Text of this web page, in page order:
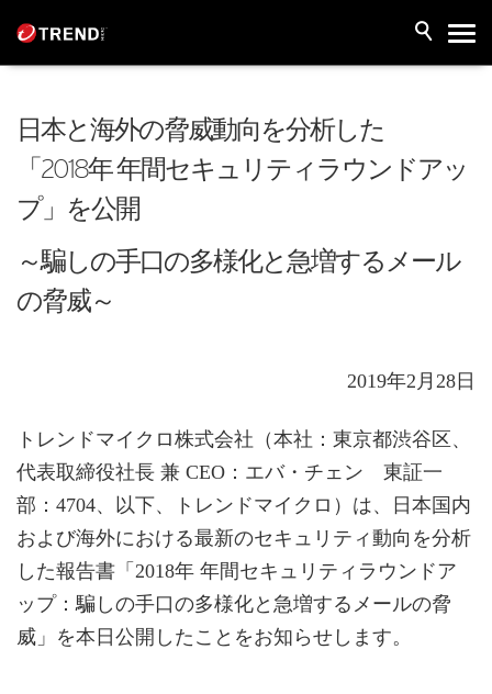
日本と海外の脅威動向を分析した
「2018年 年間セキュリティラウンドアッ
プ」を公開
～騙しの手口の多様化と急増するメール
の脅威～
2019年2月28日
トレンドマイクロ株式会社（本社：東京都渋谷区、
代表取締役社長 兼 CEO：エバ・チェン 東証一
部：4704、以下、トレンドマイクロ）は、日本国内
および海外における最新のセキュリティ動向を分析
した報告書「2018年 年間セキュリティラウンドア
ップ：騙しの手口の多様化と急増するメールの脅
威」を本日公開したことをお知らせします。